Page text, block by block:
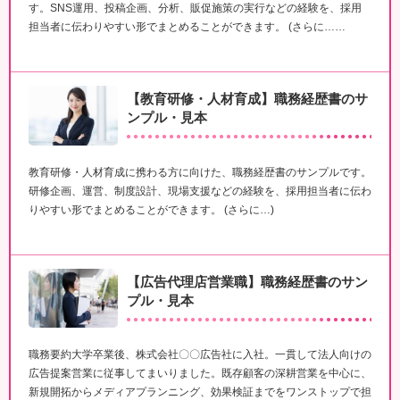
す。SNS運用、投稿企画、分析、販促施策の実行などの経験を、採用
担当者に伝わりやすい形でまとめることができます。 (さらに……
【教育研修・人材育成】職務経歴書のサ
ンプル・見本
教育研修・人材育成に携わる方に向けた、職務経歴書のサンプルです。
研修企画、運営、制度設計、現場支援などの経験を、採用担当者に伝わ
りやすい形でまとめることができます。 (さらに…)
【広告代理店営業職】職務経歴書のサン
プル・見本
職務要約大学卒業後、株式会社〇〇広告社に入社。一貫して法人向けの
広告提案営業に従事してまいりました。既存顧客の深耕営業を中心に、
新規開拓からメディアプランニング、効果検証までをワンストップで担